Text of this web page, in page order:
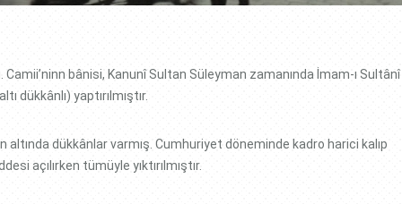
bânisi, Kanunî Sultan Süleyman zamanında İmam-ı
dükkânlı) yaptırılmıştır.
altında dükkânlar varmış. Cumhuriyet döneminde kadro harici kalıp
açılırken tümüyle yıktırılmıştır.